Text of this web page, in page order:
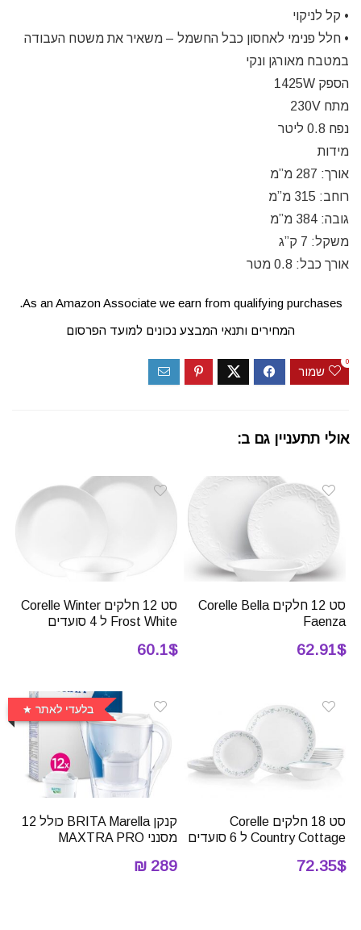
• קל לניקוי
• חלל פנימי לאחסון כבל החשמל – משאיר את משטח העבודה
במטבח מאורגן ונקי
הספק 1425W
מתח 230V
נפח 0.8 ליטר
מידות
אורך: 287 מ”מ
רוחב: 315 מ”מ
גובה: 384 מ”מ
משקל: 7 ק”ג
אורך כבל: 0.8 מטר
As an Amazon Associate we earn from qualifying purchases.
המחירים ותנאי המבצע נכונים למועד הפרסום
שמור
0
אולי תתעניין גם ב:
סט 12 חלקים Corelle Bella
Faenza
62.91$
סט 12 חלקים Corelle Winter
Frost White ל 4 סועדים
60.1$
סט 18 חלקים Corelle
Country Cottage ל 6 סועדים
72.35$
בלעדי לאתר
קנקן BRITA Marella כולל 12
מסנני MAXTRA PRO
289 ₪